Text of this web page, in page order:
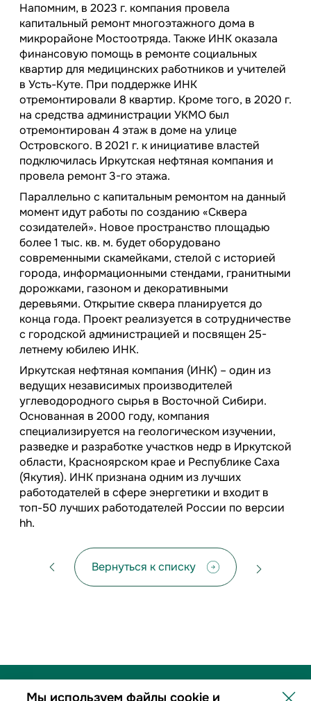
Напомним, в 2023 г. компания провела
капитальный ремонт многоэтажного дома в
микрорайоне Мостоотряда. Также ИНК оказала
финансовую помощь в ремонте социальных
квартир для медицинских работников и учителей
в Усть-Куте. При поддержке ИНК
отремонтировали 8 квартир. Кроме того, в 2020 г.
на средства администрации УКМО был
отремонтирован 4 этаж в доме на улице
Островского. В 2021 г. к инициативе властей
подключилась Иркутская нефтяная компания и
провела ремонт 3-го этажа.
Параллельно с капитальным ремонтом на данный
момент идут работы по созданию «Сквера
созидателей». Новое пространство площадью
более 1 тыс. кв. м. будет оборудовано
современными скамейками, стелой с историей
города, информационными стендами, гранитными
дорожками, газоном и декоративными
деревьями. Открытие сквера планируется до
конца года. Проект реализуется в сотрудничестве
с городской администрацией и посвящен 25-
летнему юбилею ИНК.
Иркутская нефтяная компания (ИНК) – один из
ведущих независимых производителей
углеводородного сырья в Восточной Сибири.
Основанная в 2000 году, компания
специализируется на геологическом изучении,
разведке и разработке участков недр в Иркутской
области, Красноярском крае и Республике Саха
(Якутия). ИНК признана одним из лучших
работодателей в сфере энергетики и входит в
топ-50 лучших работодателей России по версии
hh.
Вернуться к списку
Мы используем файлы cookie и